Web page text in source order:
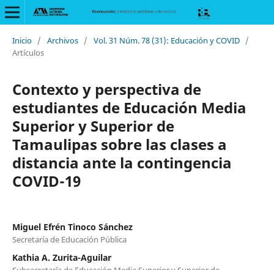
Inicio / Archivos / Vol. 31 Núm. 78 (31): Educación y COVID /
Artículos
Contexto y perspectiva de
estudiantes de Educación Media
Superior y Superior de
Tamaulipas sobre las clases a
distancia ante la contingencia
COVID-19
Miguel Efrén Tinoco Sánchez
Secretaría de Educación Pública
Kathia A. Zurita-Aguilar